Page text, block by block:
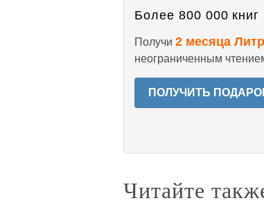
Более 800 000 книг
Получи 2 месяца
неограниченным
ПОЛУЧИТЬ
Читайте